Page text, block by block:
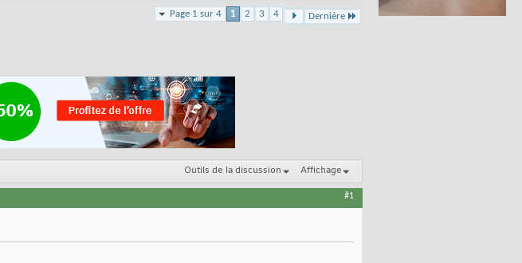
Page 1 sur 4 1 2 3 4 Dernière
Outils de la discussion Affichage
#1